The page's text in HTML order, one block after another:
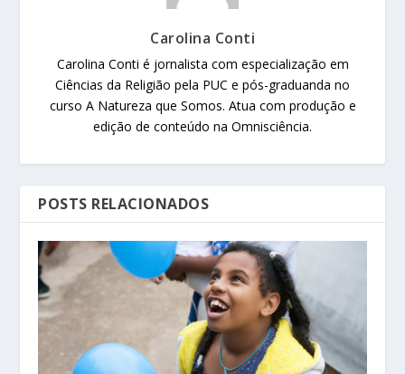
Carolina Conti
Carolina Conti é jornalista com especialização em
Ciências da Religião pela PUC e pós-graduanda no
curso A Natureza que Somos. Atua com produção e
edição de conteúdo na Omnisciência.
POSTS RELACIONADOS